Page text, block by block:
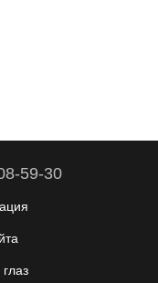
59-30